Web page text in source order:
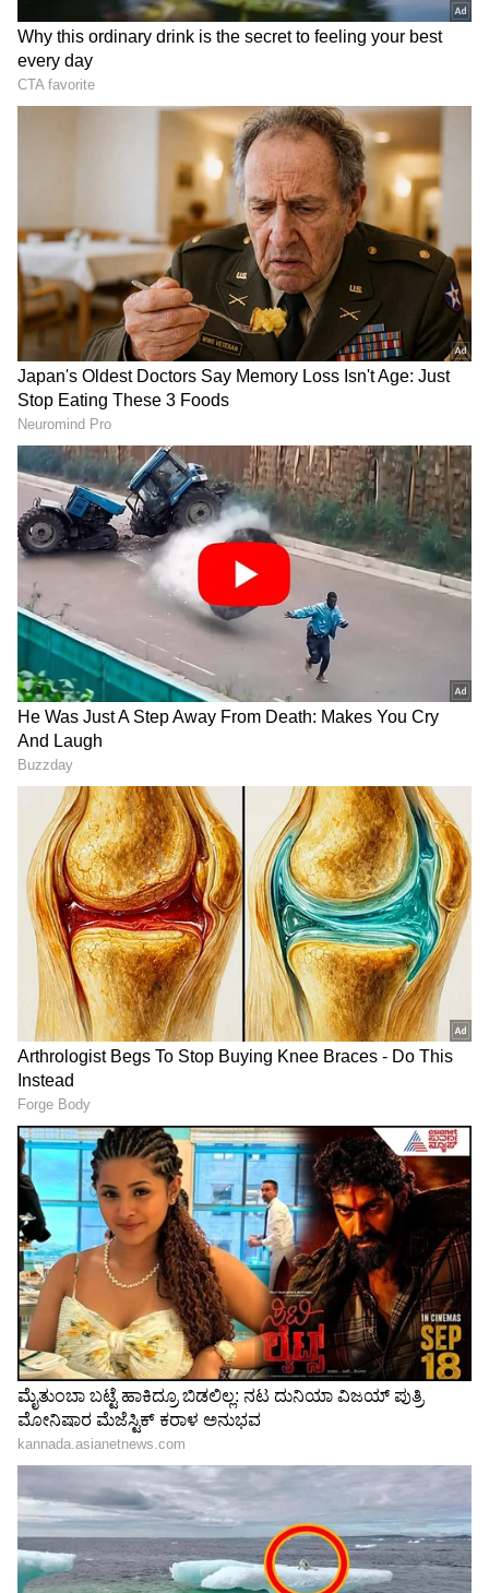
2
4
ಕರಿದ ನಂತರ ಎಣ್ಣೆ ಏಕೆ ಕಪ್ಪಾಗುತ್ತದೆ?
ಕರಿದ ನಂತರ ಎಣ್ಣೆ ಏಕೆ ಕಪ್ಪಾಗುತ್ತದೆ?
ಯಾವುದೇ ಆಹಾರ ಪದಾರ್ಥವನ್ನು ಬಿಸಿ ಎಣ್ಣೆಯಲ್ಲಿ ಕರಿದಾಗ,
ಅದರ ಸಣ್ಣ ಸಣ್ಣ ಕಣಗಳು ಎಣ್ಣೆಯಲ್ಲಿ ಉಳಿದುಕೊಳ್ಳುತ್ತವೆ.
ಎಣ್ಣೆ ನಿರಂತರವಾಗಿ ಕಾಯುವುದರಿಂದ ಈ ಕಣಗಳು
ಸೀದುಹೋಗಲು ಪ್ರಾರಂಭಿಸುತ್ತವೆ ಮತ್ತು ಎಣ್ಣೆಯ ಬಣ್ಣ ಗಾಢ
ಅಥವಾ ಕಪ್ಪಾಗಿ ಕಾಣಿಸಿಕೊಳ್ಳುತ್ತದೆ. ಇದೇ ಕಾರಣಕ್ಕೆ
ಒಂದೆರಡು ಬಾರಿ ಬಳಸಿದ ನಂತರ ಎಣ್ಣೆ ಮೊದಲಿನಂತೆ
ಸ್ವಚ್ಛವಾಗಿ ಕಾಣುವುದಿಲ್ಲ. ಕರಿದ ನಂತರ ಕಪ್ಪಾಗಿ ಕಾಣುವ
ಅಡುಗೆ ಎಣ್ಣೆಯು ಹಲವು ಬಾರಿ ಕೇವಲ ಸೀದುಹೋದ
ಕಣಗಳಿಂದಾಗಿ ಕೊಳೆಯಾಗಿ ಕಾಣುತ್ತದೆ ಮತ್ತು ಇದನ್ನು
ಸ್ವಚ್ಛಗೊಳಿಸಿ ಮತ್ತೆ ಬಳಸಬಹುದು.
Related Articles
ಬೆಂಡೆಕಾಯಿ ಪಲ್ಯ ಮಾಡುವಾಗ ಈ 1 ಕೆಲಸ ಮಾಡಿ..
ಲೋಳೆನೂ ಆಗಲ್ಲ, ಚೆನ್ನಾಗಿ ಬೇಯುತ್ತೆ, ತುಂಬಾ
ಟೇಸ್ಟಿಯಾಗಿರುತ್ತೆ!
Udupi Rasam Recipe: ಇದನ್ನ ಸೇರಿಸಿ
ಕಾಳುಮೆಣಸಿನ ರಸಂ ಮಾಡಿ.. ರುಚಿ ಡಬ್ಬಲ್ ಆಗೋದು
ಗ್ಯಾರಂಟಿ